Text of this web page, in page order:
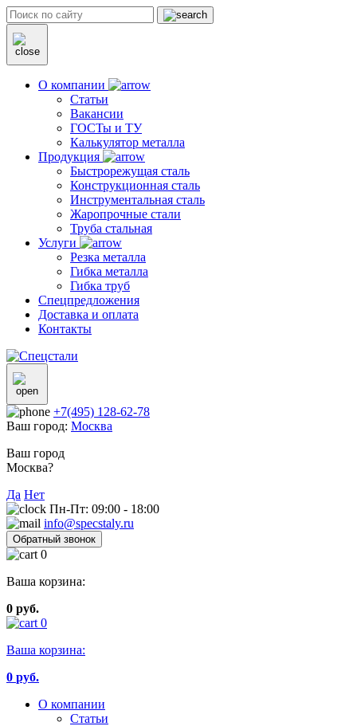
О компании
Статьи
Вакансии
ГОСТы и ТУ
Калькулятор металла
Продукция
Быстрорежущая сталь
Конструкционная сталь
Инструментальная сталь
Жаропрочные стали
Труба стальная
Услуги
Резка металла
Гибка металла
Гибка труб
Спецпредложения
Доставка и оплата
Контакты
+7(495) 128-62-78
Ваш город: Москва
Ваш город
Москва?
Да Нет
Пн-Пт: 09:00 - 18:00
info@specstaly.ru
Обратный звонок
0
Ваша корзина:
0 руб.
0
Ваша корзина:
0 руб.
О компании
Статьи